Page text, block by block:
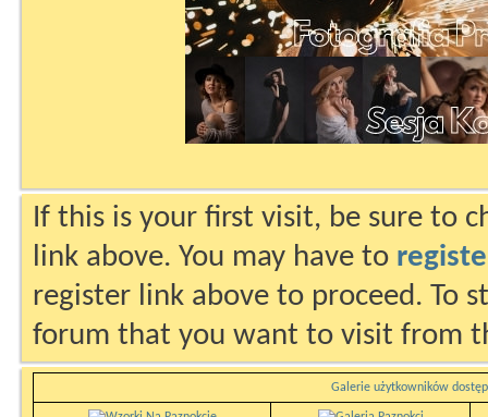
If this is your first visit, be sure to
link above. You may have to
register link above to proceed. To
forum that you want to visit from
Galerie użytkowników